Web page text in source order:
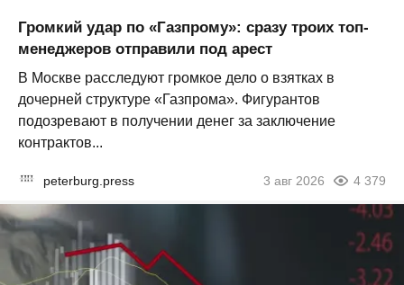
Громкий удар по «Газпрому»: сразу троих топ-
менеджеров отправили под арест
В Москве расследуют громкое дело о взятках в
дочерней структуре «Газпрома». Фигурантов
подозревают в получении денег за заключение
контрактов...
peterburg.press 3 авг 2026 4 379